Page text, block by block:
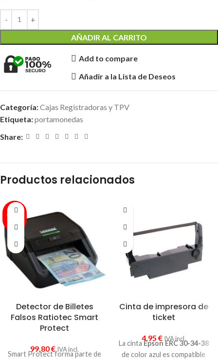
AÑADIR AL CARRITO
Add to compare
Añadir a la Lista de Deseos
Categoría:Cajas Registradoras y TPV
Etiqueta:portamonedas
Share:
Productos relacionados
AGOT
Detector de Billetes
Falsos Ratiotec Smart
Protect
99,80€ IVA incl.
Smart Protect forma parte de
Cinta de impresora de
ticket
4,95 € IVA incl.
La cinta Epson ERC 30-34-38
de color azul es compatible